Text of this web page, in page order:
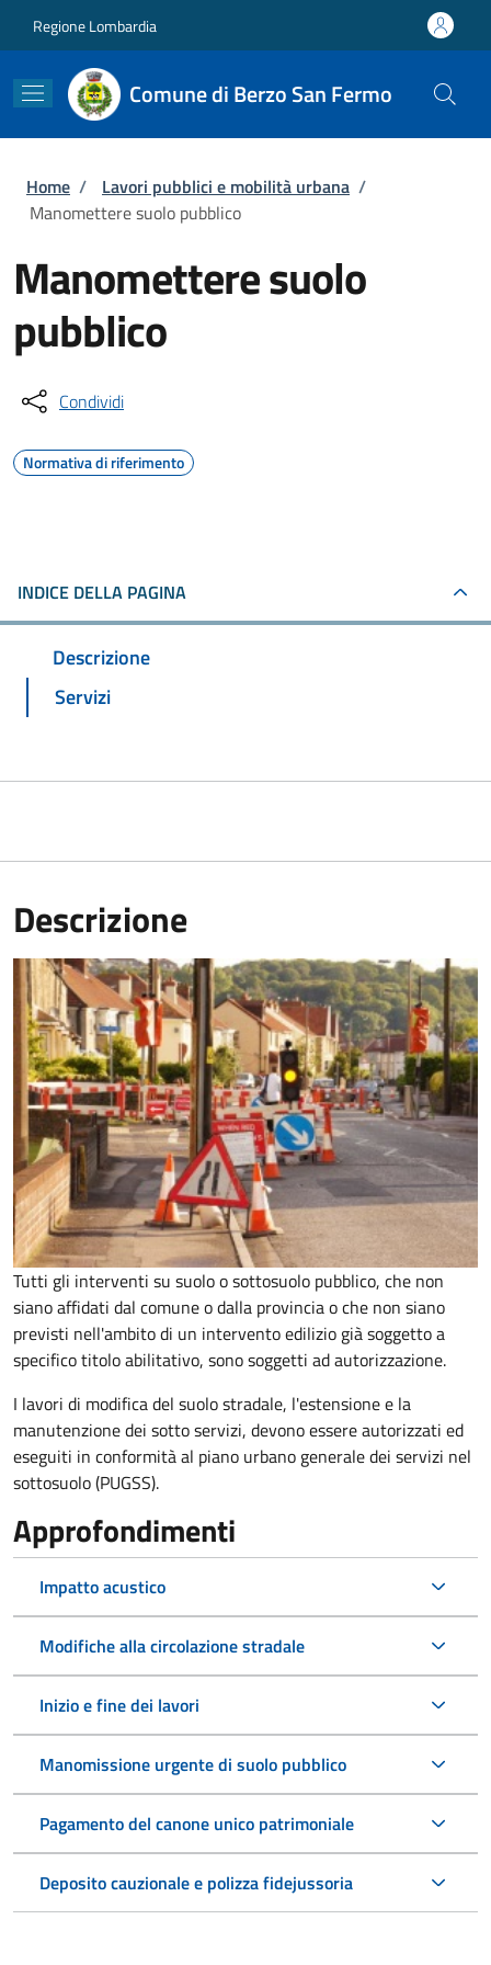
Regione Lombardia
Comune di Berzo San Fermo
Briciole di pane
Home / Lavori pubblici e mobilità urbana /
Manomettere suolo pubblico
Manomettere suolo
pubblico
Condividi
Normativa di riferimento
INDICE DELLA PAGINA
Descrizione
Servizi
Descrizione
Tutti gli interventi su suolo o sottosuolo pubblico, che non
siano affidati dal comune o dalla provincia o che non siano
previsti nell'ambito di un intervento edilizio già soggetto a
specifico titolo abilitativo, sono soggetti adautorizzazione.
I lavori di modifica del suolo stradale, l'estensione e la
manutenzione dei sotto servizi, devono essere autorizzati ed
eseguiti in conformità al piano urbano generale dei servizi nel
sottosuolo (PUGSS).
Approfondimenti
Impatto acustico
Modifiche alla circolazione stradale
Inizio e fine dei lavori
Manomissione urgente di suolo pubblico
Pagamento del canone unico patrimoniale
Deposito cauzionale e polizza fidejussoria